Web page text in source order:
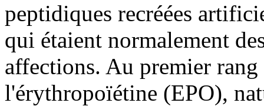
peptidiques recréées
qui étaient normalement
affections. Au premier rang
l'érythropoïétine (EPO),